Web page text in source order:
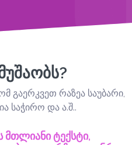
გაერკვეთ რაზეა საუბარი,
საჭირო და ა.შ..
მთლიანი ტექსტი,